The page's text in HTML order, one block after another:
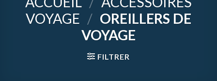
VOYAGE / OREILLERS DE
VOYAGE
FILTRER